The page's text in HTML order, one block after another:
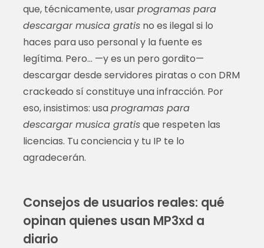
que, técnicamente, usarprogramas para
descargar musica gratisno es ilegal si lo
haces para uso personal y la fuente es
legítima. Pero… —y es un pero gordito—
descargar desde servidores piratas o con DRM
crackeado sí constituye una infracción. Por
eso, insistimos: usaprogramas para
descargar musica gratisque respeten las
licencias. Tu conciencia y tu IP te lo
agradecerán.
Consejos de usuarios reales: qué
opinan quienes usan MP3xd a
diario